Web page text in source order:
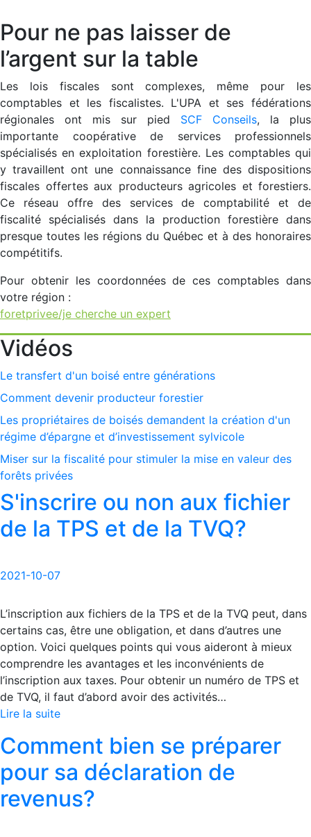
Pour ne pas laisser de
l’argent sur la table
Les lois fiscales sont complexes, même pour les
comptables et les fiscalistes. L'UPA et ses fédérations
régionales ont mis sur pied SCF Conseils, la plus
importante coopérative de services professionnels
spécialisés en exploitation forestière. Les comptables qui
y travaillent ont une connaissance fine des dispositions
fiscales offertes aux producteurs agricoles et forestiers.
Ce réseau offre des services de comptabilité et de
fiscalité spécialisés dans la production forestière dans
presque toutes les régions du Québec et à des honoraires
compétitifs.
Pour obtenir les coordonnées de ces comptables dans
votre région :
foretprivee/je cherche un expert
Vidéos
Le transfert d'un boisé entre générations
Comment devenir producteur forestier
Les propriétaires de boisés demandent la création d'un
régime d’épargne et d’investissement sylvicole
Miser sur la fiscalité pour stimuler la mise en valeur des
forêts privées
S'inscrire ou non aux fichier
de la TPS et de la TVQ?
2021-10-07
L’inscription aux fichiers de la TPS et de la TVQ peut, dans
certains cas, être une obligation, et dans d’autres une
option. Voici quelques points qui vous aideront à mieux
comprendre les avantages et les inconvénients de
l’inscription aux taxes. Pour obtenir un numéro de TPS et
de TVQ, il faut d’abord avoir des activités…
Lire la suite
Comment bien se préparer
pour sa déclaration de
revenus?